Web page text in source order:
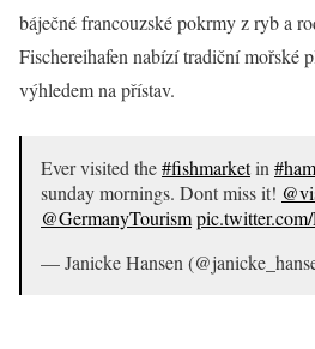
báječné francouzské pokrmy z ryb a
Fischereihafen nabízí tradiční mořské
výhledem na přístav.
Ever visited the#fishmarketin
sunday mornings. Dont miss it!
@GermanyTourism
— Janicke Hansen